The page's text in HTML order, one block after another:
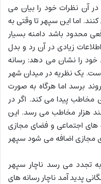
آن نظرات خود را بیان می
اما این سپهر تا وقتی به
محدود باشد دامنه بسیار
زیادی در آن رد و بدل
را نشان می دهد: رسانه
یک نظریه در میدان شهر
برسد اما هرگاه به صورت
مخاطب پیدا می کند. اگر در
هزار مخاطب می رسد. این
اجتماعی و فضای مجازی
مجازی اضافه می شود سپهر
تجدد می رسد ناچار سپهر
پدید آمد ناچار رسانه های